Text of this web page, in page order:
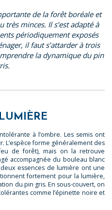
de la forêt boréale et
très minces. Il s’est adapté à
périodiquement exposés
il faut s’attarder à trois
la dynamique du pin
à l’ombre. Les semis ont
L’espèce forme généralement des
de forêt), mais on la retrouve
accompagnée du bouleau blanc
essences de lumière ont une
fortement pour la lumière,
du pin gris. En sous-couvert, on
comme l’épinette noire et